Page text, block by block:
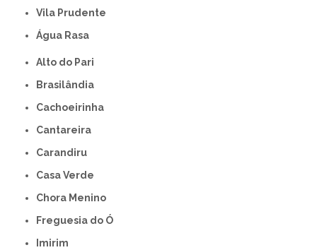
Vila Prudente
Água Rasa
Alto do Pari
Brasilândia
Cachoeirinha
Cantareira
Carandiru
Casa Verde
Chora Menino
Freguesia do Ó
Imirim